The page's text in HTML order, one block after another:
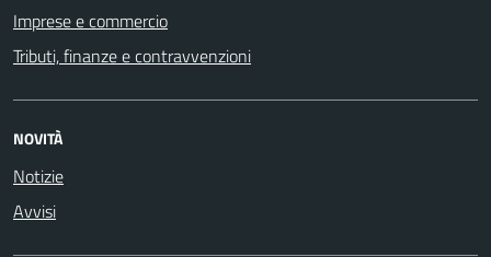
Imprese e commercio
Tributi, finanze e contravvenzioni
NOVITÀ
Notizie
Avvisi